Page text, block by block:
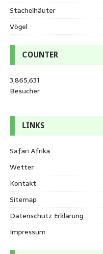
Stachelhäuter
Vögel
COUNTER
3,865,631
Besucher
LINKS
Safari Afrika
Wetter
Kontakt
Sitemap
Datenschutz Erklärung
Impressum